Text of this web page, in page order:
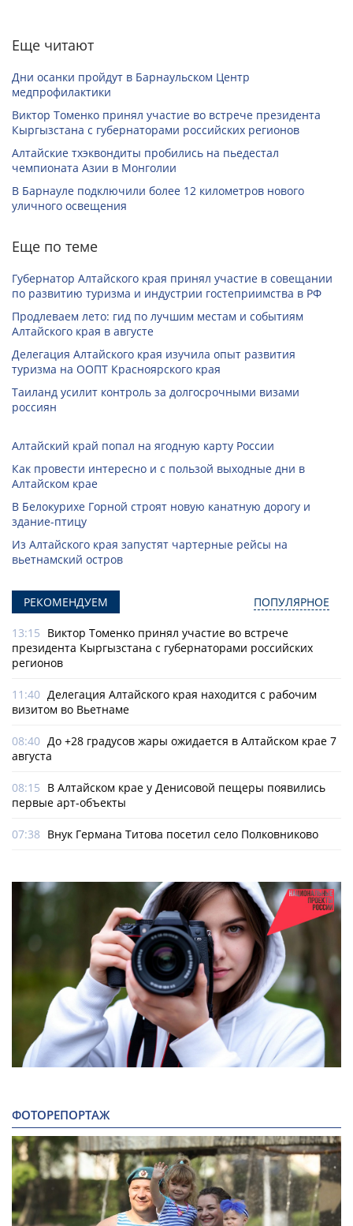
Еще читают
Дни осанки пройдут в Барнаульском Центр
медпрофилактики
Виктор Томенко принял участие во встрече президента
Кыргызстана с губернаторами российских регионов
Алтайские тхэквондиты пробились на пьедестал
чемпионата Азии в Монголии
В Барнауле подключили более 12 километров нового
уличного освещения
Еще по теме
Губернатор Алтайского края принял участие в совещании
по развитию туризма и индустрии гостеприимства в РФ
Продлеваем лето: гид по лучшим местам и событиям
Алтайского края в августе
Делегация Алтайского края изучила опыт развития
туризма на ООПТ Красноярского края
Таиланд усилит контроль за долгосрочными визами
россиян
Алтайский край попал на ягодную карту России
Как провести интересно и с пользой выходные дни в
Алтайском крае
В Белокурихе Горной строят новую канатную дорогу и
здание-птицу
Из Алтайского края запустят чартерные рейсы на
вьетнамский остров
РЕКОМЕНДУЕМ ПОПУЛЯРНОЕ
13:15 Виктор Томенко принял участие во встрече
президента Кыргызстана с губернаторами российских
регионов
11:40 Делегация Алтайского края находится с рабочим
визитом во Вьетнаме
08:40 До +28 градусов жары ожидается в Алтайском крае 7
августа
08:15 В Алтайском крае у Денисовой пещеры появились
первые арт-объекты
07:38 Внук Германа Титова посетил село Полковниково
ФОТОРЕПОРТАЖ